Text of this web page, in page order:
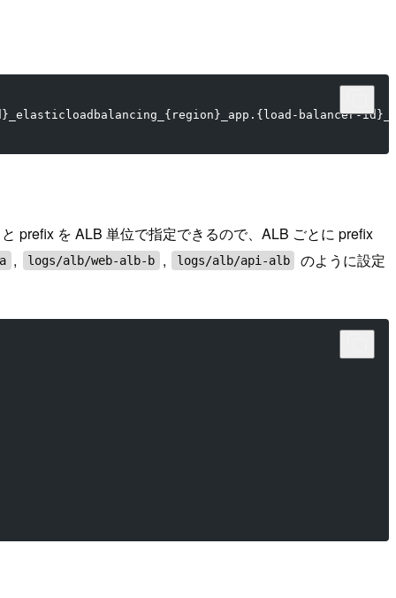
balancer-
prefix を ALB 単位で指定できるので、ALB ごとに prefix
, logs/alb/web-alb-b , logs/alb/api-alb のように設定